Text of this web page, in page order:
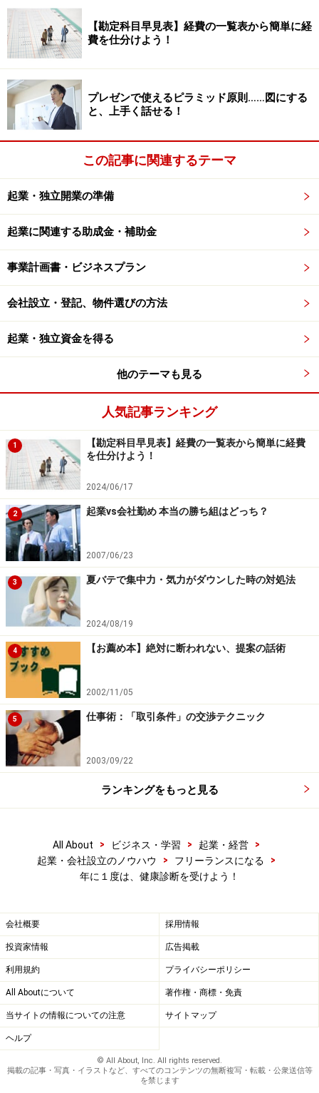
【勘定科目早見表】経費の一覧表から簡単に経
費を仕分けよう！
プレゼンで使えるピラミッド原則……図にする
と、上手く話せる！
この記事に関連するテーマ
起業・独立開業の準備
起業に関連する助成金・補助金
事業計画書・ビジネスプラン
会社設立・登記、物件選びの方法
起業・独立資金を得る
他のテーマも見る
人気記事ランキング
1
【勘定科目早見表】経費の一覧表から簡単に経費
を仕分けよう！
2024/06/17
2 起業vs会社勤め 本当の勝ち組はどっち？
2007/06/23
3 夏バテで集中力・気力がダウンした時の対処法
2024/08/19
4 【お薦め本】絶対に断われない、提案の話術
2002/11/05
5 仕事術：「取引条件」の交渉テクニック
2003/09/22
ランキングをもっと見る
All About > ビジネス・学習 > 起業・経営
>
起業・会社設立のノウハウ
> フリーランスになる
>
年に１度は、健康診断を受けよう！
会社概要 採用情報
投資家情報 広告掲載
利用規約 プライバシーポリシー
All Aboutについて 著作権・商標・免責
当サイトの情報についての注意 サイトマップ
ヘルプ
© All About, Inc. All rights reserved.
掲載の記事・写真・イラストなど、すべてのコンテンツの無断複写・転載・公衆送信等
を禁じます